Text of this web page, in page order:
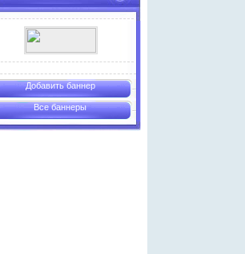
Добавить баннер
Все баннеры